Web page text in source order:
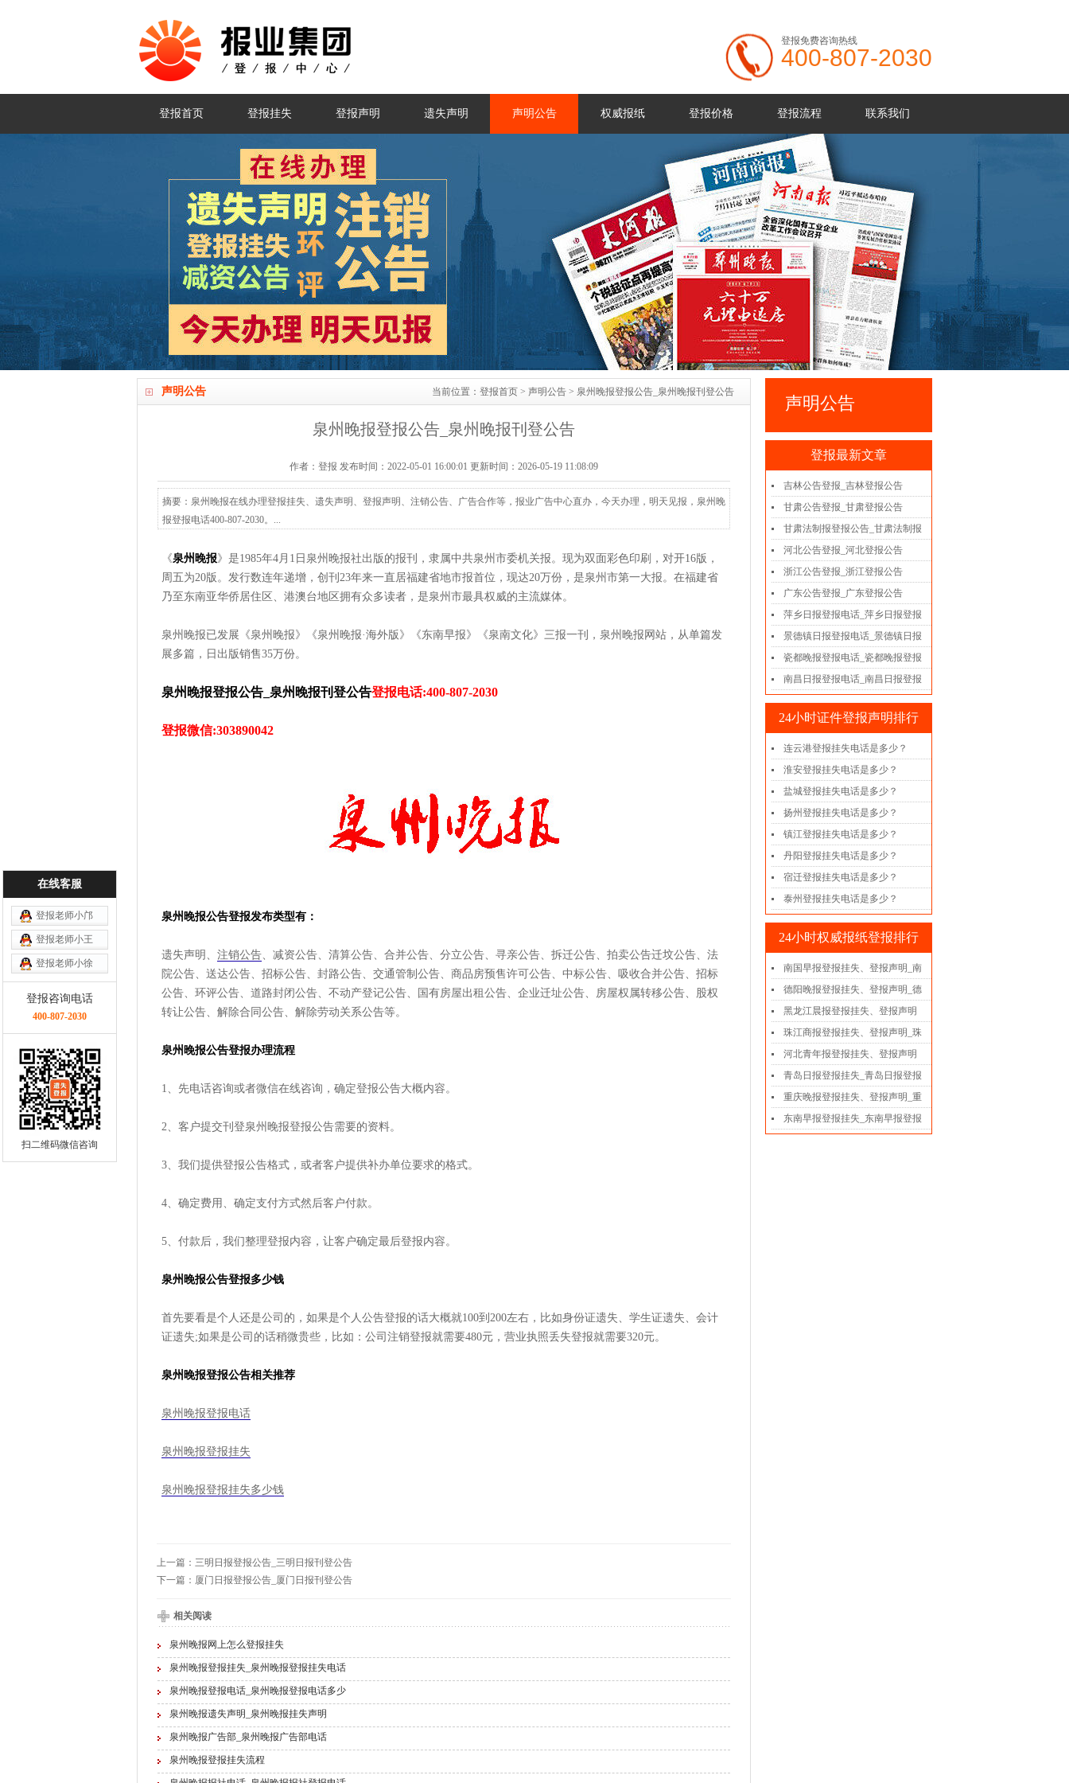
登报免费咨询热线
400-807-2030
登报首页 登报挂失 登报声明 遗失声明 声明公告 权威报纸 登报价格 登报流程 联系我们
声明公告 当前位置： 登报首页 > 声明公告 > 泉州晚报登报公告_泉州晚报刊登公告
泉州晚报登报公告_泉州晚报刊登公告
作者：登报 发布时间：2022-05-01 16:00:01 更新时间：2026-05-19 11:08:09
摘要：泉州晚报在线办理登报挂失、遗失声明、登报声明、注销公告、广告合作等，报业广告中心直办，今天办理，明天见报，泉州晚
报登报电话400-807-2030。...
《泉州晚报》是1985年4月1日泉州晚报社出版的报刊，隶属中共泉州市委机关报。现为双面彩色印刷，对开16版，
周五为20版。发行数连年递增，创刊23年来一直居福建省地市报首位，现达20万份，是泉州市第一大报。在福建省
乃至东南亚华侨居住区、港澳台地区拥有众多读者，是泉州市最具权威的主流媒体。
泉州晚报已发展《泉州晚报》《泉州晚报·海外版》《东南早报》《泉南文化》三报一刊，泉州晚报网站，从单篇发
展多篇，日出版销售35万份。
泉州晚报登报公告_泉州晚报刊登公告登报电话:400-807-2030
登报微信:303890042
泉州晚报公告登报发布类型有：
遗失声明、 注销公告、减资公告、清算公告、合并公告、分立公告、寻亲公告、拆迁公告、拍卖公告迁坟公告、法
院公告、送达公告、招标公告、封路公告、交通管制公告、商品房预售许可公告、中标公告、吸收合并公告、招标
公告、环评公告、道路封闭公告、不动产登记公告、国有房屋出租公告、企业迁址公告、房屋权属转移公告、股权
转让公告、解除合同公告、解除劳动关系公告等。
泉州晚报公告登报办理流程
1、先电话咨询或者微信在线咨询，确定登报公告大概内容。
2、客户提交刊登泉州晚报登报公告需要的资料。
3、我们提供登报公告格式，或者客户提供补办单位要求的格式。
4、确定费用、确定支付方式然后客户付款。
5、付款后，我们整理登报内容，让客户确定最后登报内容。
泉州晚报公告登报多少钱
首先要看是个人还是公司的，如果是个人公告登报的话大概就100到200左右，比如身份证遗失、学生证遗失、会计
证遗失;如果是公司的话稍微贵些，比如：公司注销登报就需要480元，营业执照丢失登报就需要320元。
泉州晚报登报公告相关推荐
泉州晚报登报电话
泉州晚报登报挂失
泉州晚报登报挂失多少钱
上一篇： 三明日报登报公告_三明日报刊登公告
下一篇： 厦门日报登报公告_厦门日报刊登公告
相关阅读
泉州晚报网上怎么登报挂失
泉州晚报登报挂失_泉州晚报登报挂失电话
泉州晚报登报电话_泉州晚报登报电话多少
泉州晚报遗失声明_泉州晚报挂失声明
泉州晚报广告部_泉州晚报广告部电话
泉州晚报登报挂失流程
声明公告
登报最新文章
吉林公告登报_吉林登报公告
甘肃公告登报_甘肃登报公告
甘肃法制报登报公告_甘肃法制报
河北公告登报_河北登报公告
浙江公告登报_浙江登报公告
广东公告登报_广东登报公告
萍乡日报登报电话_萍乡日报登报
景德镇日报登报电话_景德镇日报
瓷都晚报登报电话_瓷都晚报登报
南昌日报登报电话_南昌日报登报
24小时证件登报声明排行
连云港登报挂失电话是多少？
淮安登报挂失电话是多少？
盐城登报挂失电话是多少？
扬州登报挂失电话是多少？
镇江登报挂失电话是多少？
丹阳登报挂失电话是多少？
宿迁登报挂失电话是多少？
泰州登报挂失电话是多少？
24小时权威报纸登报排行
南国早报登报挂失、登报声明_南
德阳晚报登报挂失、登报声明_德
黑龙江晨报登报挂失、登报声明
珠江商报登报挂失、登报声明_珠
河北青年报登报挂失、登报声明
青岛日报登报挂失_青岛日报登报
重庆晚报登报挂失、登报声明_重
东南早报登报挂失_东南早报登报
在线客服
登报老师小邝
登报老师小王
登报老师小徐
登报咨询电话
400-807-2030
扫二维码微信咨询